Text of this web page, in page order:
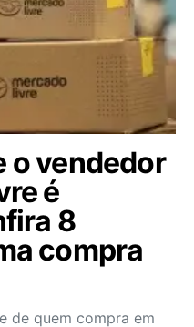
o vendedor
é
8
compra
de quem compra em